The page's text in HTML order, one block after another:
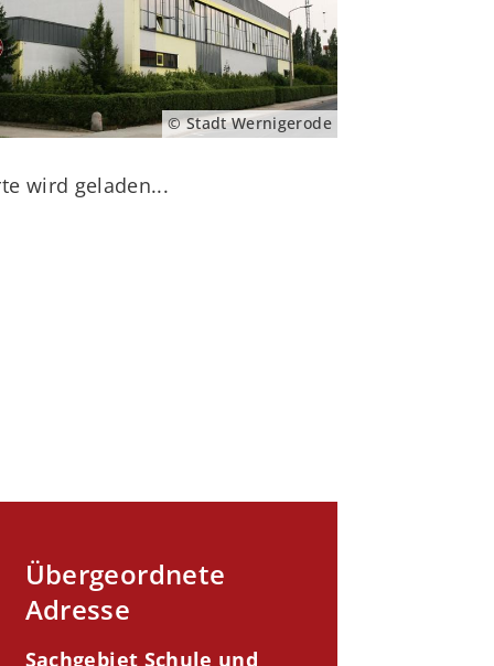
© Stadt Wernigerode
wird geladen...
Übergeordnete
Adresse
Sachgebiet Schule und